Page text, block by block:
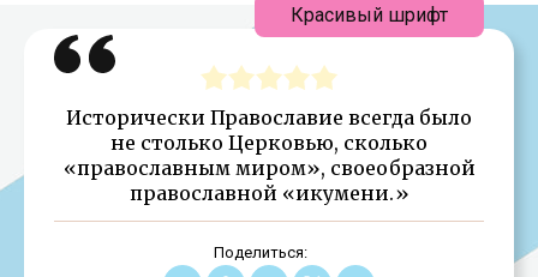
Исторически Православие всегда было
не столько Церковью, сколько
«православным миром», своеобразной
православной «икумени.»
Поделиться:
Красивый шрифт